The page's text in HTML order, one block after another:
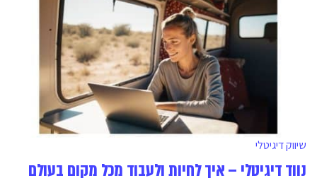
שיווק דיגיטלי
נווד דיגיטלי – איך לחיות ולעבוד מכל מקום בעולם